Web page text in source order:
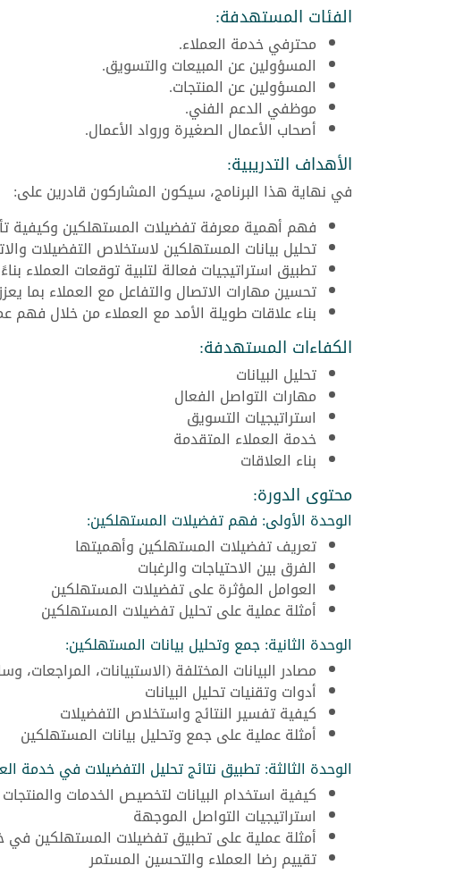
الفئات المستهدفة:
محترفي خدمة العملاء.
المسؤولين عن المبيعات والتسويق.
المسؤولين عن المنتجات.
موظفي الدعم الفني.
أصحاب الأعمال الصغيرة ورواد الأعمال.
الأهداف التدريبية:
في نهاية هذا البرنامج، سيكون المشاركون قادرين على:
فهم أهمية معرفة تفضيلات المستهلكين وكيفية
تحليل بيانات المستهلكين لاستخلاص التفضيلات
تطبيق استراتيجيات فعالة لتلبية توقعات العملاء
تحسين مهارات الاتصال والتفاعل مع العملاء بما
بناء علاقات طويلة الأمد مع العملاء من خلال فهم
الكفاءات المستهدفة:
تحليل البيانات
مهارات التواصل الفعال
استراتيجيات التسويق
خدمة العملاء المتقدمة
بناء العلاقات
محتوى الدورة:
الوحدة الأولى: فهم تفضيلات المستهلكين:
تعريف تفضيلات المستهلكين وأهميتها
الفرق بين الاحتياجات والرغبات
العوامل المؤثرة على تفضيلات المستهلكين
أمثلة عملية على تحليل تفضيلات المستهلكين
الوحدة الثانية: جمع وتحليل بيانات المستهلكين:
مصادر البيانات المختلفة (الاستبيانات، المراجعات،
أدوات وتقنيات تحليل البيانات
كيفية تفسير النتائج واستخلاص التفضيلات
أمثلة عملية على جمع وتحليل بيانات المستهلكين
الوحدة الثالثة: تطبيق نتائج تحليل التفضيلات في خدمة
كيفية استخدام البيانات لتخصيص الخدمات والمنتجات
استراتيجيات التواصل الموجهة
أمثلة عملية على تطبيق تفضيلات المستهلكين في
تقييم رضا العملاء والتحسين المستمر